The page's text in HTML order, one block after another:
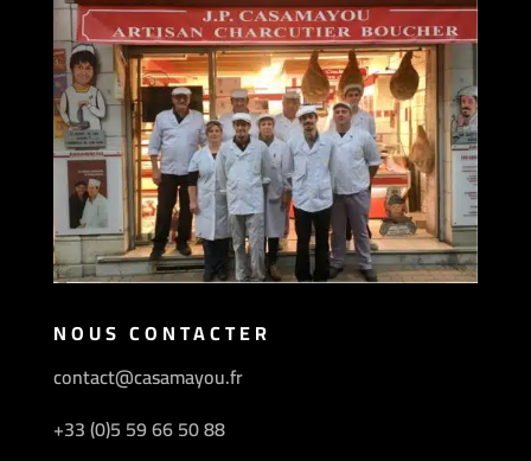
NOUS CONTACTER
contact@casamayou.fr
+33 (0)5 59 66 50 88